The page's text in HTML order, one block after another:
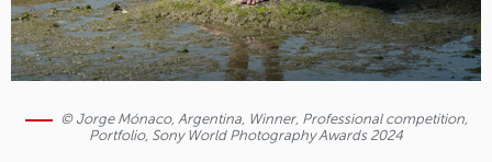
© Jorge Mónaco, Argentina, Winner, Professional competition,
Portfolio, Sony World Photography Awards 2024